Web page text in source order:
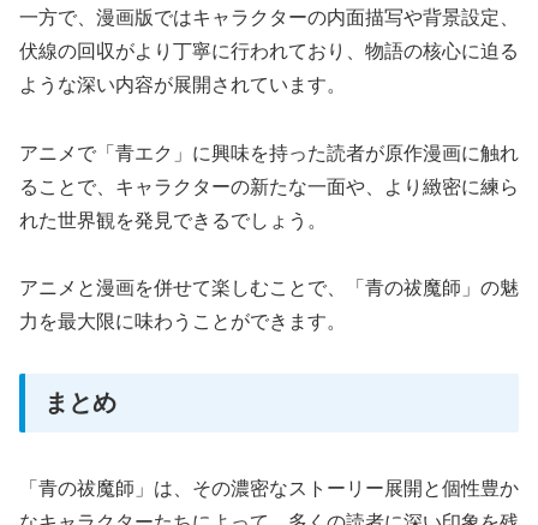
一方で、漫画版ではキャラクターの内面描写や背景設定、
伏線の回収がより丁寧に行われており、物語の核心に迫る
ような深い内容が展開されています。
アニメで「青エク」に興味を持った読者が原作漫画に触れ
ることで、キャラクターの新たな一面や、より緻密に練ら
れた世界観を発見できるでしょう。
アニメと漫画を併せて楽しむことで、「青の祓魔師」の魅
力を最大限に味わうことができます。
まとめ
「青の祓魔師」は、その濃密なストーリー展開と個性豊か